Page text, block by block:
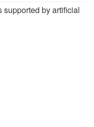
supported by artificial